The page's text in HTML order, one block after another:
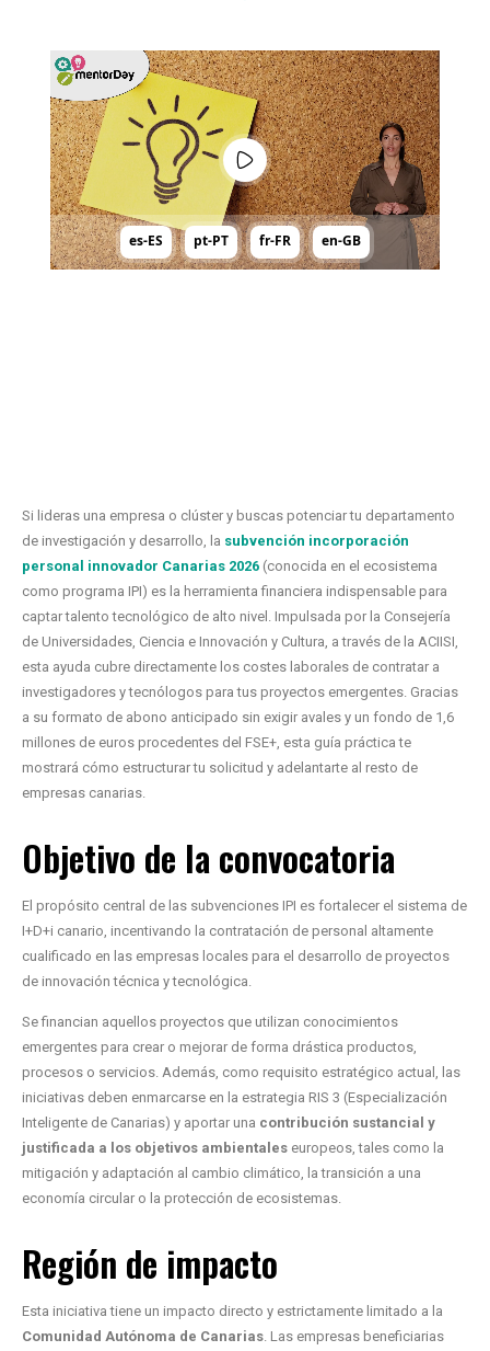
Si lideras una empresa o clúster y buscas potenciar tu departamento
de investigación y desarrollo, la subvención incorporación
personal innovador Canarias 2026 (conocida en el ecosistema
como programa IPI) es la herramienta financiera indispensable para
captar talento tecnológico de alto nivel. Impulsada por la Consejería
de Universidades, Ciencia e Innovación y Cultura, a través de la ACIISI,
esta ayuda cubre directamente los costes laborales de contratar a
investigadores y tecnólogos para tus proyectos emergentes. Gracias
a su formato de abono anticipado sin exigir avales y un fondo de 1,6
millones de euros procedentes del FSE+, esta guía práctica te
mostrará cómo estructurar tu solicitud y adelantarte al resto de
empresas canarias.
Objetivo de la convocatoria
El propósito central de las subvenciones IPI es fortalecer el sistema de
I+D+i canario, incentivando la contratación de personal altamente
cualificado en las empresas locales para el desarrollo de proyectos
de innovación técnica y tecnológica.
Se financian aquellos proyectos que utilizan conocimientos
emergentes para crear o mejorar de forma drástica productos,
procesos o servicios. Además, como requisito estratégico actual, las
iniciativas deben enmarcarse en la estrategia RIS 3 (Especialización
Inteligente de Canarias) y aportar una contribución sustancial y
justificada a los objetivos ambientales europeos, tales como la
mitigación y adaptación al cambio climático, la transición a una
economía circular o la protección de ecosistemas.
Región de impacto
Esta iniciativa tiene un impacto directo y estrictamente limitado a la
Comunidad Autónoma de Canarias . Las empresas beneficiarias